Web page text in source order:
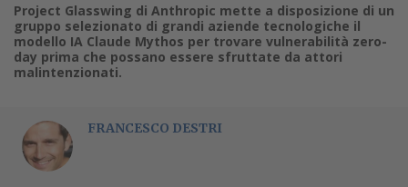
Project Glasswing di Anthropic mette a disposizione di un
gruppo selezionato di grandi aziende tecnologiche il
modello IA Claude Mythos per trovare vulnerabilità zero-
day prima che possano essere sfruttate da attori
malintenzionati.
FRANCESCO DESTRI